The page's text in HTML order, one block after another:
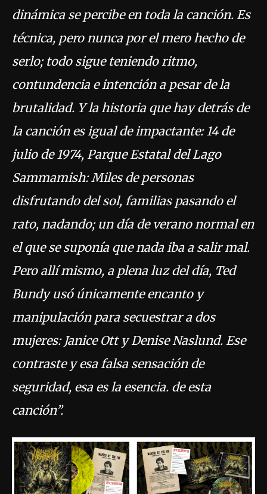
dinámica se percibe en toda la canción. Es
técnica, pero nunca por el mero hecho de
serlo; todo sigue teniendo ritmo,
contundencia e intención a pesar de la
brutalidad. Y la historia que hay detrás de
la canción es igual de impactante: 14 de
julio de 1974, Parque Estatal del Lago
Sammamish: Miles de personas
disfrutando del sol, familias pasando el
rato, nadando; un día de verano normal en
el que se suponía que nada iba a salir mal.
Pero allí mismo, a plena luz del día, Ted
Bundy usó únicamente encanto y
manipulación para secuestrar a dos
mujeres: Janice Ott y Denise Naslund. Ese
contraste y esa falsa sensación de
seguridad, esa es la esencia. de esta
canción”.